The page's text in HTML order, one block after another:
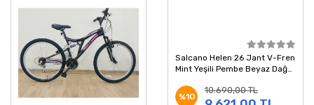
Salcano Helen 26 Jant V-Fren
Mint Yeşili Pembe Beyaz Dağ
%10
10.690,00 TL